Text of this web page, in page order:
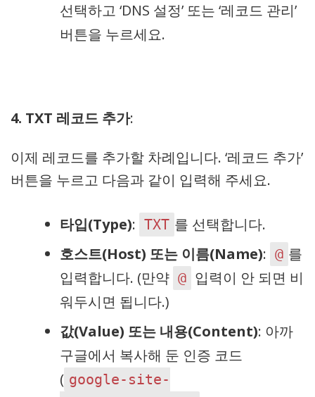
선택하고 ‘DNS 설정’ 또는 ‘레코드 관리’
버튼을 누르세요.
4. TXT 레코드 추가:
이제 레코드를 추가할 차례입니다. ‘레코드 추가’
버튼을 누르고 다음과 같이 입력해 주세요.
타입(Type): TXT 를 선택합니다.
호스트(Host) 또는 이름(Name): @ 를
입력합니다. (만약 @ 입력이 안 되면 비
워두시면 됩니다.)
값(Value) 또는 내용(Content): 아까
구글에서 복사해 둔 인증 코드
( google-site-